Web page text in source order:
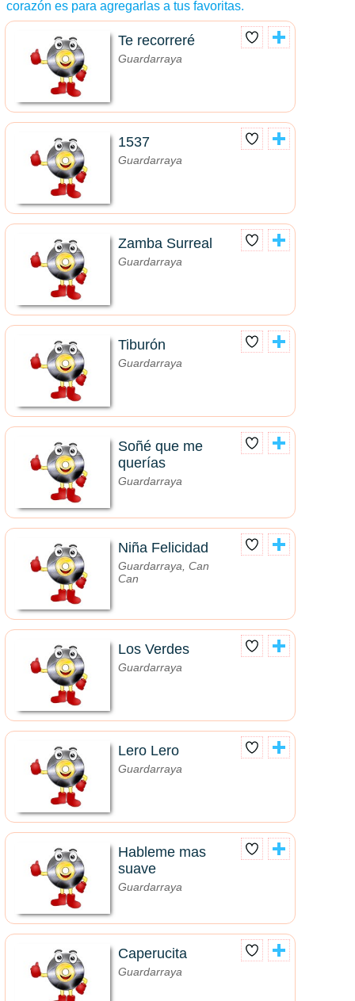
corazón es para agregarlas a tus favoritas.
Te recorreré
Guardarraya
1537
Guardarraya
Zamba Surreal
Guardarraya
Tiburón
Guardarraya
Soñé que me
querías
Guardarraya
Niña Felicidad
Guardarraya, Can
Can
Los Verdes
Guardarraya
Lero Lero
Guardarraya
Hableme mas
suave
Guardarraya
Caperucita
Guardarraya